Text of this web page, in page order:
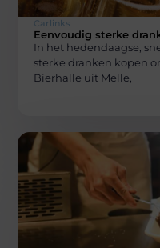
Carlinks
Eenvoudig sterke
In het hedendaagse,
sterke dranken kopen
Bierhalle uit Melle,